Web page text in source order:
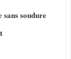
soudure